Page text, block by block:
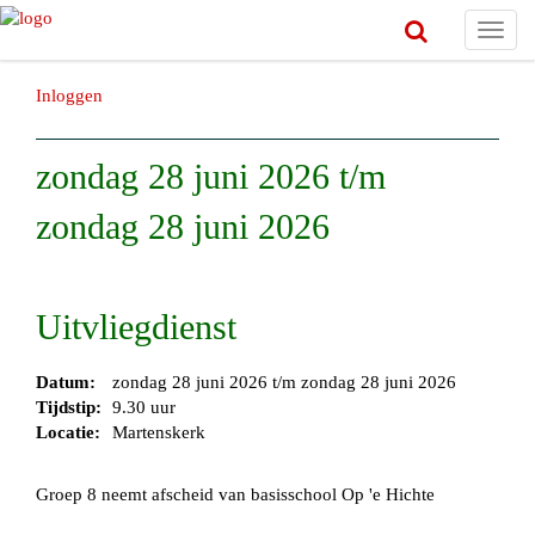
Inloggen
zondag 28 juni 2026 t/m
zondag 28 juni 2026
Uitvliegdienst
Datum:
zondag 28 juni 2026 t/m zondag 28 juni 2026
Tijdstip:
9.30 uur
Locatie:
Martenskerk
Groep 8 neemt afscheid van basisschool Op 'e Hichte